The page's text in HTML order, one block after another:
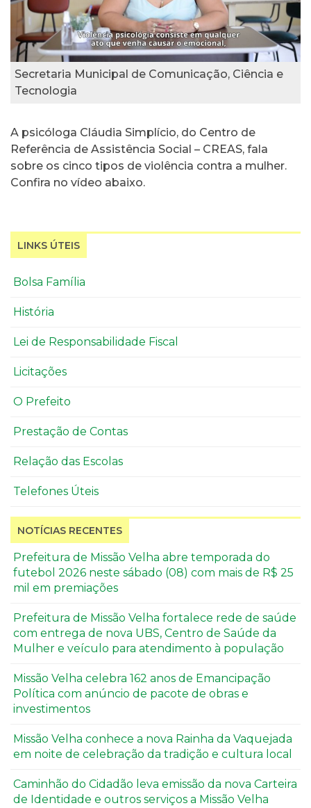
Secretaria Municipal de Comunicação, Ciência e
Tecnologia
A psicóloga Cláudia Simplício, do Centro de
Referência de Assistência Social – CREAS, fala
sobre os cinco tipos de violência contra a mulher.
Confira no vídeo abaixo.
LINKS ÚTEIS
Bolsa Família
História
Lei de Responsabilidade Fiscal
Licitações
O Prefeito
Prestação de Contas
Relação das Escolas
Telefones Úteis
NOTÍCIAS RECENTES
Prefeitura de Missão Velha abre temporada do
futebol 2026 neste sábado (08) com mais de R$ 25
mil em premiações
Prefeitura de Missão Velha fortalece rede de saúde
com entrega de nova UBS, Centro de Saúde da
Mulher e veículo para atendimento à população
Missão Velha celebra 162 anos de Emancipação
Política com anúncio de pacote de obras e
investimentos
Missão Velha conhece a nova Rainha da Vaquejada
em noite de celebração da tradição e cultura local
Caminhão do Cidadão leva emissão da nova Carteira
de Identidade e outros serviços a Missão Velha